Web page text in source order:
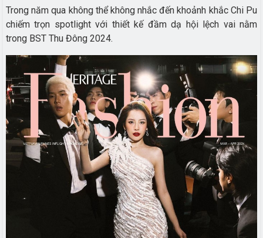
Trong năm qua không thể không nhắc đến khoảnh khắc Chi Pu
chiếm trọn spotlight với thiết kế đầm dạ hội lệch vai nằm
trong BST Thu Đông 2024.